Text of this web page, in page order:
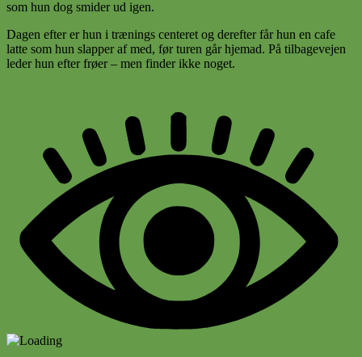
som hun dog smider ud igen.
Dagen efter er hun i trænings centeret og derefter får hun en cafe
latte som hun slapper af med, før turen går hjemad. På tilbagevejen
leder hun efter frøer – men finder ikke noget.